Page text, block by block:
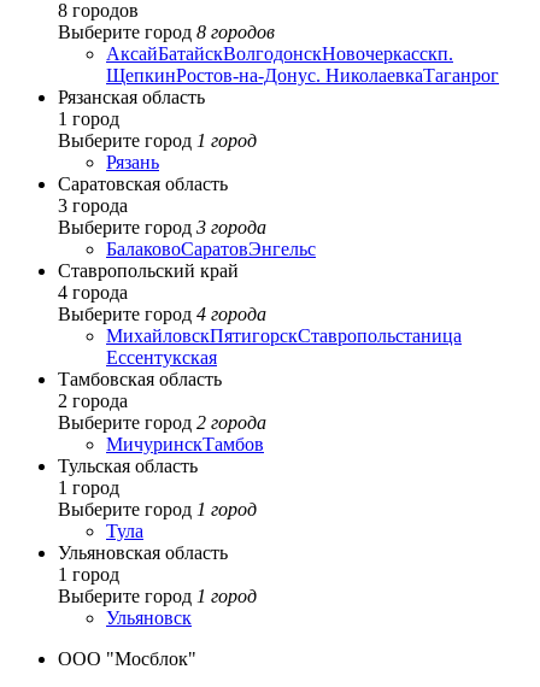
8 городов
Выберите город 8 городов
АксайБатайскВолгодонскНовочеркасскп.
ЩепкинРостов-на-Донус. НиколаевкаТаганрог
Рязанская область
1 город
Выберите город 1 город
Рязань
Саратовская область
3 города
Выберите город 3 города
БалаковоСаратовЭнгельс
Ставропольский край
4 города
Выберите город 4 города
МихайловскПятигорскСтавропольстаница
Ессентукская
Тамбовская область
2 города
Выберите город 2 города
МичуринскТамбов
Тульская область
1 город
Выберите город 1 город
Тула
Ульяновская область
1 город
Выберите город 1 город
Ульяновск
ООО "Мосблок"